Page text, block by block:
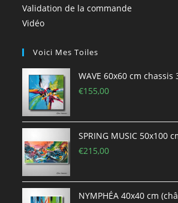
Validation de la commande
Vidéo
Voici Mes Toiles
WAVE 60x60 cm chassis
€155,00
SPRING MUSIC 50x100
€215,00
NYMPHÉA 40x40 cm